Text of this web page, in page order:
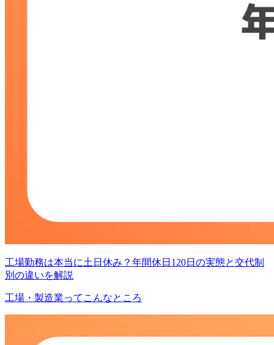
工場勤務は本当に土日休み？年間休日120日の実態と交代制
別の違いを解説
工場・製造業ってこんなところ